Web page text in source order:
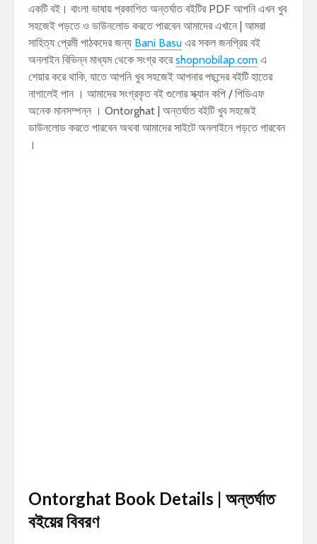
একটি বই। বাংলা ভাষায় প্রকাশিত অন্তর্ঘাত বইটির PDF আপনি এখন খুব
সহজেই পড়তে ও ডাউনলোড করতে পারবেন আমাদের এখানে | আমরা
সাহিত্য প্রেমী পাঠকদের জন্য Bani Basu এর সকল জনপ্রিয় বই
অনলাইন বিভিন্ন মাধ্যম থেকে সংগ্র করেshopnobilap.com এ
শেয়ার করে থাকি, যাতে আপনি খুব সহজেই আপনার পছন্দের বইটি হাতের
নাগালেই পান । আমাদের সংগ্রকৃত বই গুলোর স্ক্যান কপি / পিডিএফ
অনেক মানসম্পন্ন । Ontorghat | অন্তর্ঘাত বইটি খুব সহজেই
ডাউনলোড করতে পারবেন অথবা আমাদের সাইটে অনলাইনে পড়তে পারবেন
।
Ontorghat Book Details | অন্তর্ঘাত
বইয়ের বিবরণ